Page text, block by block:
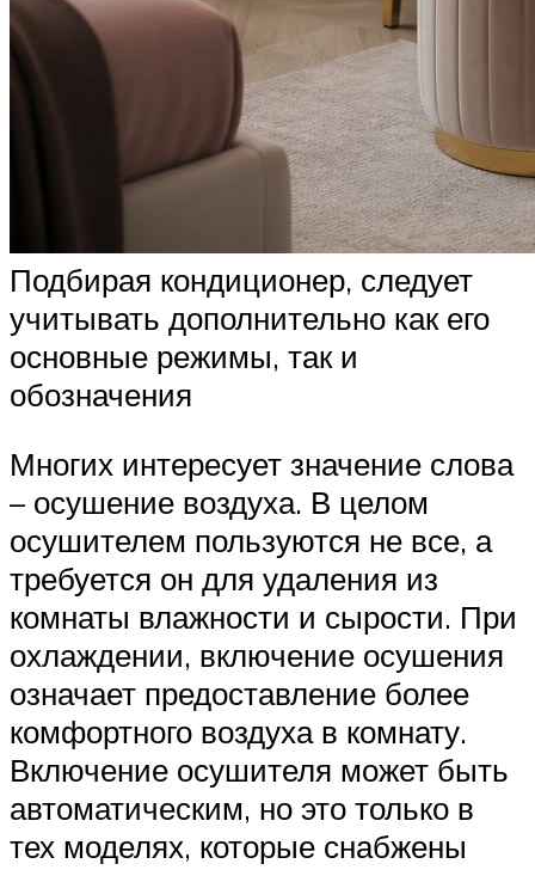
Подбирая кондиционер, следует
учитывать дополнительно как его
основные режимы, так и
обозначения
Многих интересует значение слова
– осушение воздуха. В целом
осушителем пользуются не все, а
требуется он для удаления из
комнаты влажности и сырости. При
охлаждении, включение осушения
означает предоставление более
комфортного воздуха в комнату.
Включение осушителя может быть
автоматическим, но это только в
тех моделях, которые снабжены